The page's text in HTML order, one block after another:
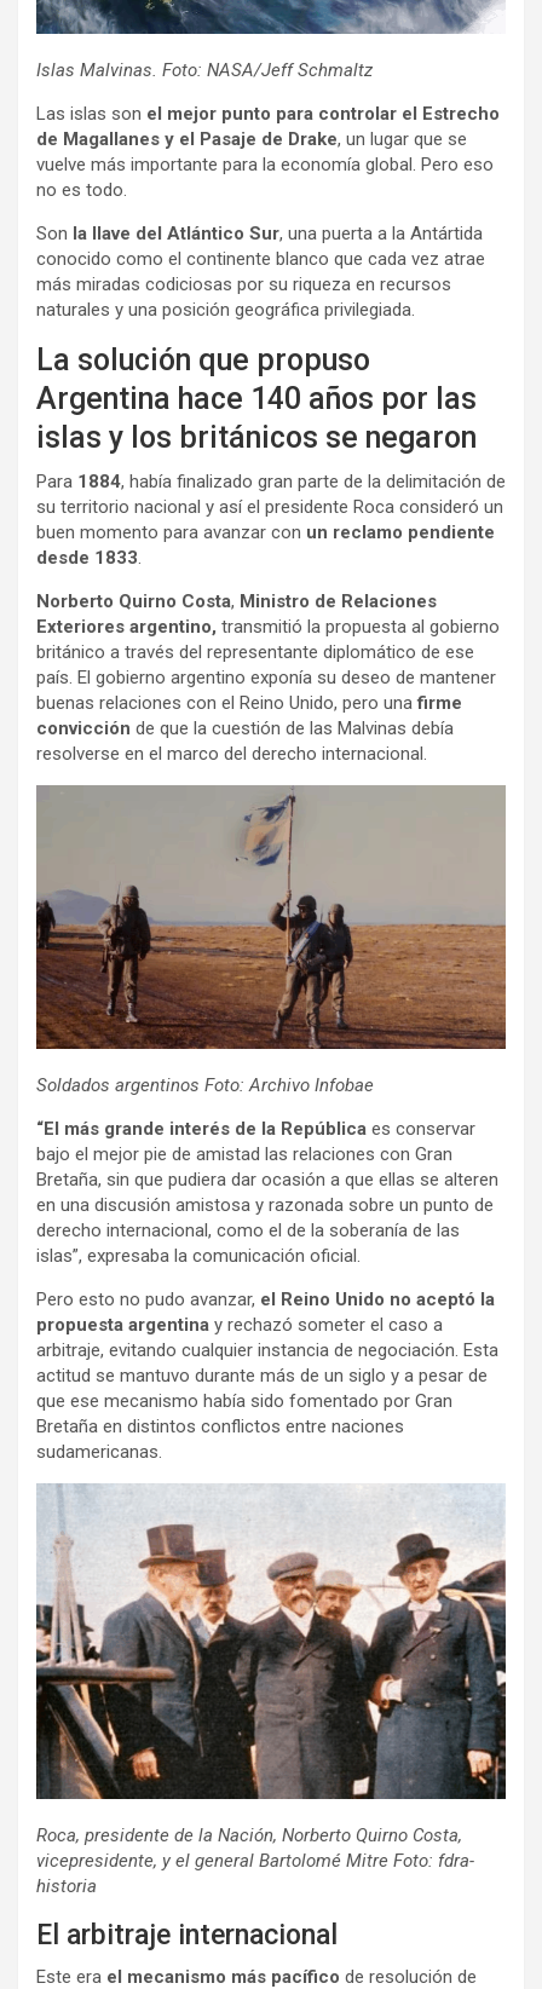
Islas Malvinas. Foto: NASA/Jeff Schmaltz
Las islas son el mejor punto para controlar el Estrecho
de Magallanes y el Pasaje de Drake, un lugar que se
vuelve más importante para la economía global. Pero eso
no es todo.
Son la llave del Atlántico Sur, una puerta a la Antártida
conocido como el continente blanco que cada vez atrae
más miradas codiciosas por su riqueza en recursos
naturales y una posición geográfica privilegiada.
La solución que propuso
Argentina hace 140 años por las
islas y los británicos se negaron
Para 1884, había finalizado gran parte de la delimitación de
su territorio nacional y así el presidente Roca consideró un
buen momento para avanzar con un reclamo pendiente
desde 1833
Norberto Quirno Costa, Ministro de Relaciones
Exteriores argentino, transmitió la propuesta al gobierno
británico a través del representante diplomático de ese
país. El gobierno argentino exponía su deseo de mantener
buenas relaciones con el Reino Unido, pero unafirme
convicción de que la cuestión de las Malvinas debía
resolverse en el marco del derecho internacional.
Soldados argentinos Foto: Archivo Infobae
“El más grande interés de la República es conservar
bajo el mejor pie de amistad las relaciones con Gran
Bretaña, sin que pudiera dar ocasión a que ellas se alteren
en una discusión amistosa y razonada sobre un punto de
derecho internacional, como el de la soberanía de las
islas”, expresaba la comunicación oficial.
Pero esto no pudo avanzar, el Reino Unido no aceptó la
propuesta argentina y rechazó someter el caso a
arbitraje, evitando cualquier instancia de negociación. Esta
actitud se mantuvo durante más de un siglo y a pesar de
que ese mecanismo había sido fomentado por Gran
Bretaña en distintos conflictos entre naciones
sudamericanas.
Roca, presidente de la Nación, Norberto Quirno Costa,
vicepresidente, y el general Bartolomé Mitre Foto: fdra-
historia
El arbitraje internacional
Este era el mecanismo más pacífico de resolución de